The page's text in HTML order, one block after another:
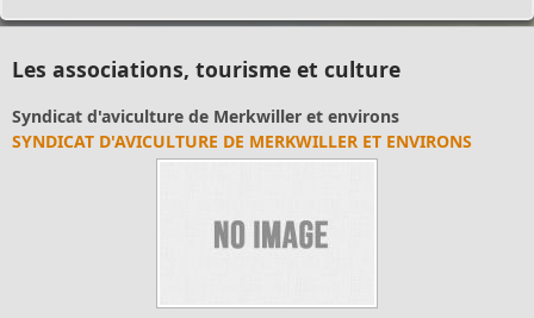
Les associations, tourisme et culture
Syndicat d'aviculture de Merkwiller et environs
SYNDICAT D'AVICULTURE DE MERKWILLER ET ENVIRONS